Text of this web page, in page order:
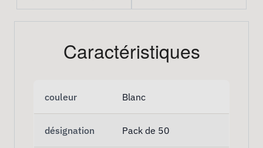
Caractéristiques
couleur Blanc
désignation Pack de 50